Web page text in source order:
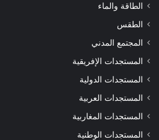
الطاقة والماء
الطقس
المجتمع المدني
المستجدات الإفريقية
المستجدات الدولية
المستجدات العربية
المستجدات المغاربية
المستجدات الوطنية